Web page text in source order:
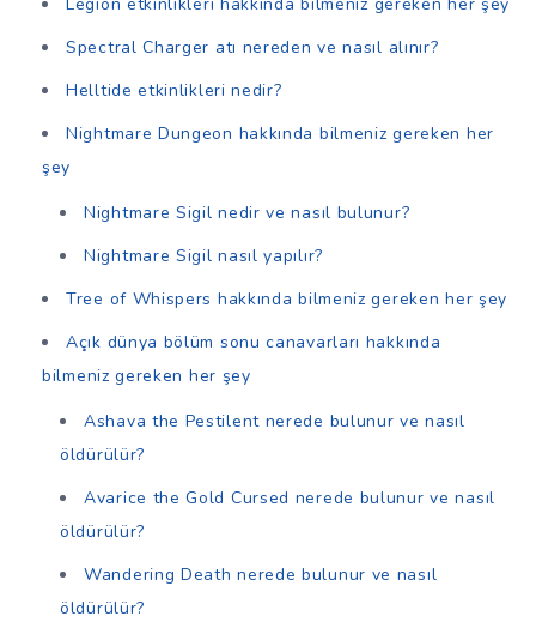
Legion etkinlikleri hakkında bilmeniz gereken her şey
Spectral Charger atı nereden ve nasıl alınır?
Helltide etkinlikleri nedir?
Nightmare Dungeon hakkında bilmeniz gereken her
şey
Nightmare Sigil nedir ve nasıl bulunur?
Nightmare Sigil nasıl yapılır?
Tree of Whispers hakkında bilmeniz gereken her şey
Açık dünya bölüm sonu canavarları hakkında
bilmeniz gereken her şey
Ashava the Pestilent nerede bulunur ve nasıl
öldürülür?
Avarice the Gold Cursed nerede bulunur ve nasıl
öldürülür?
Wandering Death nerede bulunur ve nasıl
öldürülür?